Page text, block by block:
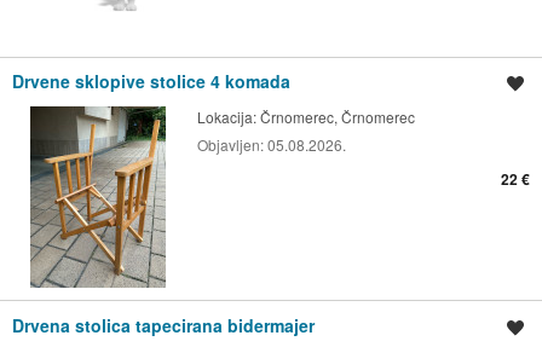
Drvene sklopive stolice 4 komada
Lokacija:Črnomerec, Črnomerec
Objavljen:05.08.2026.
22 €
Drvena stolica tapecirana bidermajer